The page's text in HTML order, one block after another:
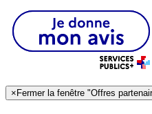
×Fermer la fenêtre "Offres